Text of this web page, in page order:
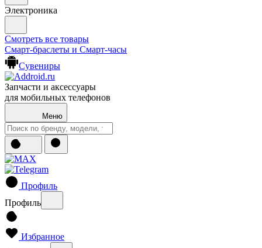
Электроника
Смотреть все товары
Смарт-браслеты и Смарт-часы
Сувениры
Запчасти и аксессуары
для мобильных телефонов
Меню
Профиль
Профиль
Избранное